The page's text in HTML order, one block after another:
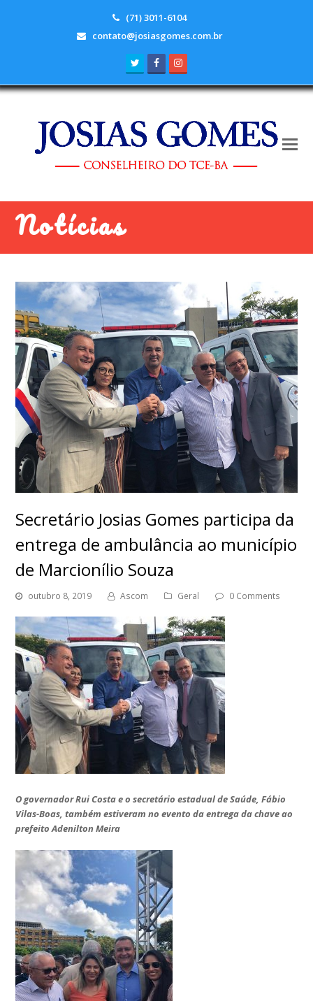
(71) 3011-6104
contato@josiasgomes.com.br
TwitterFacebook
Notícias
Secretário Josias Gomes participa da
entrega de ambulância ao município
de Marcionílio Souza
outubro 8, 2019 Ascom Geral 0 Comments
O governador Rui Costa e o secretário estadual de Saúde, Fábio
Vilas-Boas, também estiveram no evento da entrega da chave ao
prefeito Adenilton Meira